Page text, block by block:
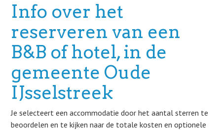
Info over het
reserveren van een
B&B of hotel, in de
gemeente Oude
IJsselstreek
Je selecteert een accommodatie door het aantal sterren te
beoordelen en te kijken naar de totale kosten en optionele